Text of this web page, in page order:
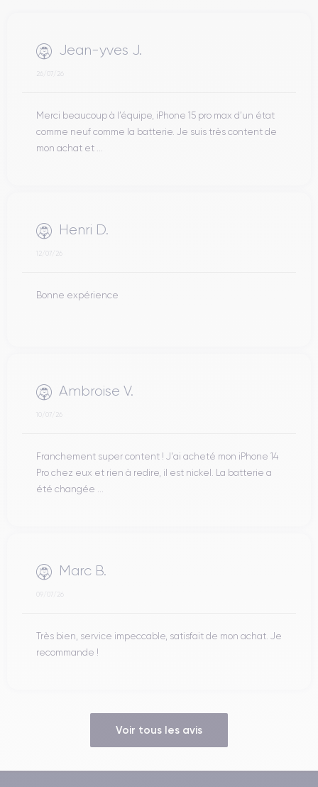
Jean-yves J.
26/07/26
Merci beaucoup à l’équipe, iPhone 15 pro max d’un état
comme neuf comme la batterie. Je suis très content de
mon achat et ...
Henri D.
12/07/26
Bonne expérience
Ambroise V.
10/07/26
Franchement super content ! J'ai acheté mon iPhone 14
Pro chez eux et rien à redire, il est nickel. La batterie a
été changée ...
Marc B.
09/07/26
Très bien, service impeccable, satisfait de mon achat. Je
recommande !
Voir tous les avis